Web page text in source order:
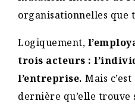
organisationnelles que
Logiquement,
trois acteurs :
l’entreprise. Mais
dernière qu’elle trouve